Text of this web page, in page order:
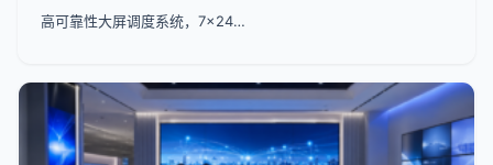
高可靠性大屏调度系统，7x24…